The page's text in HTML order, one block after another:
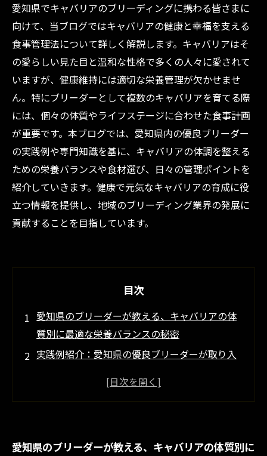
愛知県でキャバリアのブリーディングに携わる皆さまに
向けて、当ブログではキャバリアの健康と幸福を支える
食事管理法について詳しく解説します。キャバリアはそ
の愛らしい見た目と温和な性格で多くの人々に愛されて
いますが、健康維持には適切な栄養管理が欠かせませ
ん。特にブリーダーとして複数のキャバリアを育てる際
には、個々の体質やライフステージに合わせた食事計画
が重要です。本ブログでは、愛知県内の優良ブリーダー
の実践例や専門知識を基に、キャバリアの体調を整える
ための栄養バランスや食材選び、日々の管理ポイントを
紹介していきます。健康で元気なキャバリアの育成に役
立つ情報を提供し、地域のブリーディング業界の発展に
貢献することを目指しています。
目次
愛知県のブリーダーが教える、キャバリアの体
質別に最適な栄養バランスの秘密
実践例紹介：愛知県の優良ブリーダーが取り入
なぜ個々のライフステージを考慮した食事計画
元気な子犬育成の成功ストーリー
愛知県のブリーダーが教える、キャバリアの体質別に